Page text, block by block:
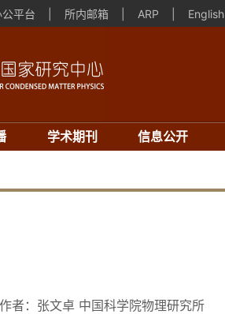
公平台 所内邮箱 ARP English
学术期刊 信息公开
作者：张文卓 中国科学院物理研究所